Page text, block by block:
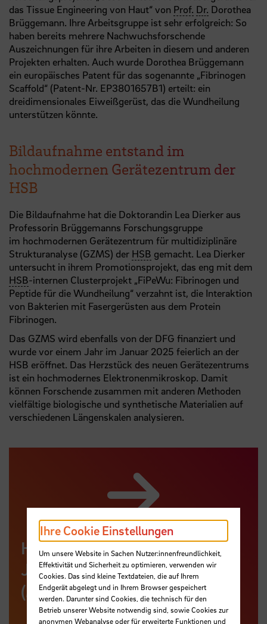
das Tissue Engineering von Haut“ von Prof. Dr. Dorothea
Brüggemann. Ihre Arbeitsgruppe ist sehr erfolgreich: So
haben bereits mehrere Nachwuchsforschende
Auszeichnungen für ihre Arbeiten in diesem und anderen
Projekten erhalten. Auch wurde Dorothea Brüggemann
ein europäisches Patent für das sogenannte „Fibrinogen
Scaffold“ (Patent-Nr. EP3801657B1) erteilt: ein
dreidimensionales Eiweißgerüst, das die Wundheilung
unterstützen könnte.
Bildaufnahme entstand im
hochmodernen Gerätezentrum der
HSB
Die Bildaufnahme hat die Doktorandin Lea Dierker aus
Professorin Brüggemanns Forschungsgruppe
im hochmodernen Gerätezentrum für multidiziplinäre
Strukturanalyse (GZMS) der HSB gemacht. Lea Dierker
untersucht in ihrem Promotionsprojekt, das eng mit dem
HSB-internen Clusterprojekt „FiPeWu: Fibrinogen und
Peptide für die Wundheilung“ verzahnt ist, die Interaktion
von Bakterien mit Fasergerüsten aus dem Protein
Fibrinogen.
Das GZMS wird ebenfalls von der DFG finanziert und
wurde vor einem Jahr im Januar 2025 feierlich an der
HSB eröffnet. Das Herzstück des neuen Gerätezentrums
ist ein hochmodernes Elektronenmikroskop. Damit
können Forschende zusammen mit anderen Methoden
vielfältige biologische und synthetische Materialien auf
verschiedenen Längenskalen analysieren.
HSB-Forschungsfoto im
Jahreskalender der DFG
(Monat Februar)
Ihre Cookie Einstellungen
Um unsere Website in Sachen Nutzer:innenfreundlichkeit,
Effektivität und Sicherheit zu optimieren, verwenden wir
Cookies. Das sind kleine Textdateien, die auf Ihrem
Endgerät abgelegt und in Ihrem Browser gespeichert
werden. Darunter sind Cookies, die technisch für den
Betrieb unserer Website notwendig sind, sowie Cookies zur
anonymen Webanalyse oder für erweiterte Funktionen und